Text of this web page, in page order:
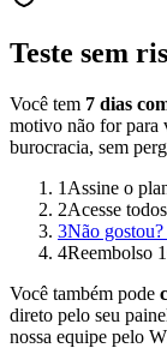
Teste sem
Você tem 7 dias
motivo não for para
burocracia, sem
1 Assine o
2Acesse
3Não
4Reembolso
Você também pode
direto pelo seu
nossa equipe pelo